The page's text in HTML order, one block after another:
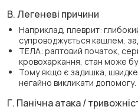
В. Легеневі причини
Наприклад, плеврит:
супроводжується кашлем,
ТЕЛА: раптовий початок,
кровохаркання, стан може
Тому якщо є задишка,
негайно викликати допомогу.
Г. Панічна атака /